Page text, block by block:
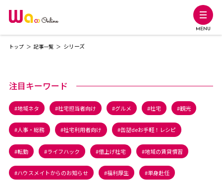
MENU
トップ 記事一覧 シリーズ
注目キーワード
地域ネタ 社宅担当者向け グルメ 社宅 観光
人事・総務 社宅利用者向け 缶詰deお手軽！レシピ
転勤 ライフハック 借上げ社宅 地域の賃貸慣習
ハウスメイトからのお知らせ 福利厚生 単身赴任